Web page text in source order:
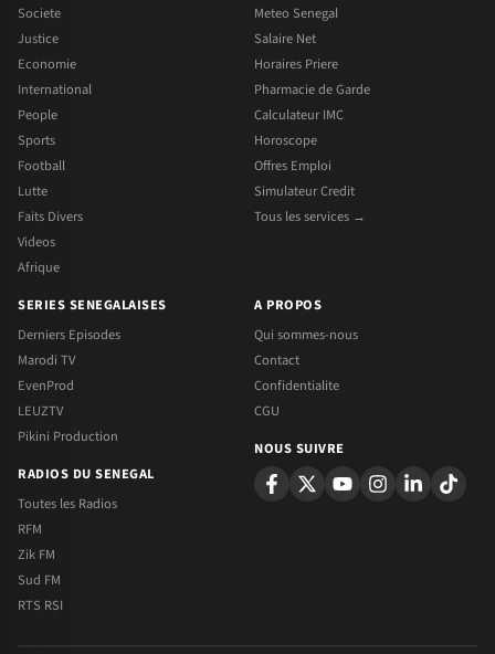
Societe
Justice
Economie
International
People
Sports
Football
Lutte
Faits Divers
Videos
Afrique
Meteo Senegal
Salaire Net
Horaires Priere
Pharmacie de Garde
Calculateur IMC
Horoscope
Offres Emploi
Simulateur Credit
Tous les services →
SERIES SENEGALAISES
Derniers Episodes
Marodi TV
EvenProd
LEUZTV
Pikini Production
RADIOS DU SENEGAL
Toutes les Radios
RFM
Zik FM
Sud FM
RTS RSI
A PROPOS
Qui sommes-nous
Contact
Confidentialite
CGU
NOUS SUIVRE